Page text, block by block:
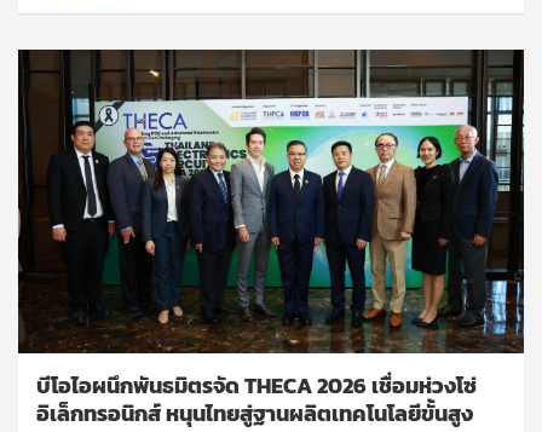
บีโอไอผนึกพันธมิตรจัด THECA 2026 เชื่อมห่วงโซ่
อิเล็กทรอนิกส์ หนุนไทยสู่ฐานผลิตเทคโนโลยีขั้นสูง